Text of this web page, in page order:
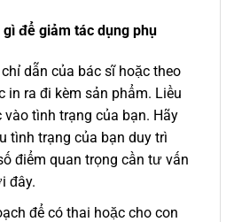
gì để giảm tác dụng phụ
dẫn của bác sĩ hoặc theo
ra đi kèm sản phẩm. Liều
tình trạng của bạn. Hãy
tình trạng của bạn duy trì
điểm quan trọng cần tư vấn
đây.
để có thai hoặc cho con